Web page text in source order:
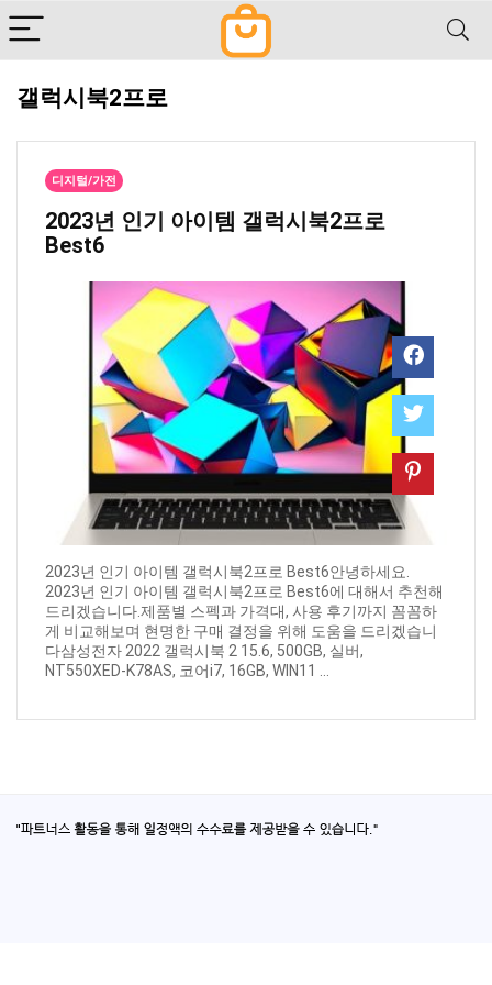
갤럭시북2프로
디지털/가전
2023년 인기 아이템 갤럭시북2프로
Best6
2023년 인기 아이템 갤럭시북2프로 Best6안녕하세요.
2023년 인기 아이템 갤럭시북2프로 Best6에 대해서 추천해
드리겠습니다.제품별 스펙과 가격대, 사용 후기까지 꼼꼼하
게 비교해보며 현명한 구매 결정을 위해 도움을 드리겠습니
다삼성전자 2022 갤럭시북 2 15.6, 500GB, 실버,
NT550XED-K78AS, 코어i7, 16GB, WIN11 ...